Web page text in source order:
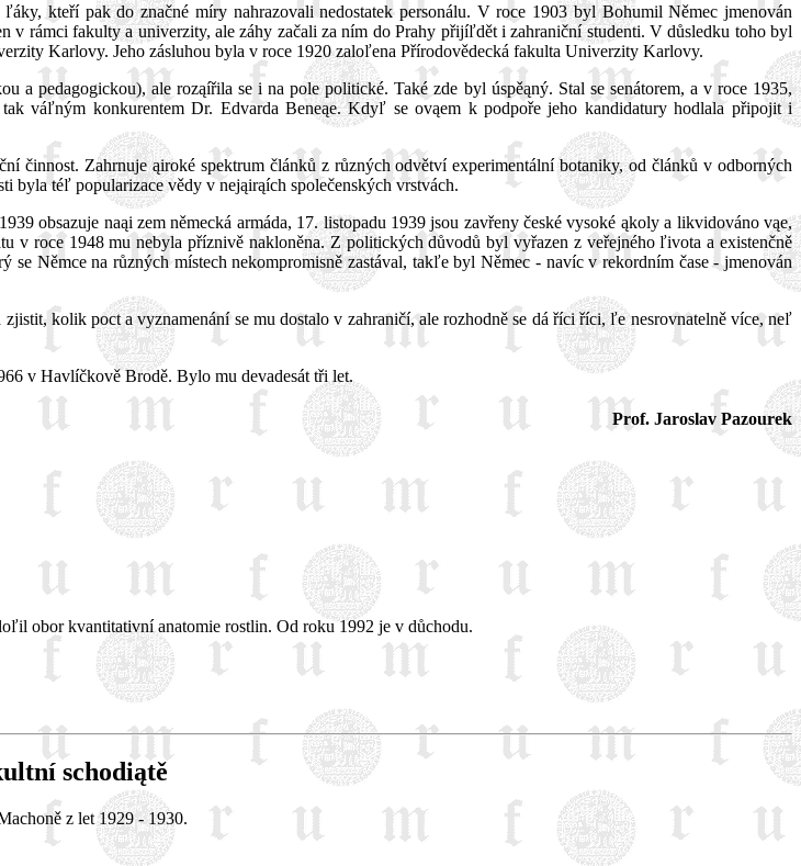
kteří pak do značné míry nahrazovali nedostatek personálu. V roce 1903 byl Bohumil Němec jmenován
v rámci fakulty a univerzity, ale záhy začali za ním do Prahy přijíľdět i zahraniční studenti. V důsledku toho byl
Karlovy. Jeho zásluhou byla v roce 1920 zaloľena Přírodovědecká fakulta Univerzity Karlovy.
a pedagogickou), ale roząířila se i na pole politické. Také zde byl úspěąný. Stal se senátorem, a v roce 1935,
váľným konkurentem Dr. Edvarda Beneąe. Kdyľ se ovąem k podpoře jeho kandidatury hodlala připojit i
činnost. Zahrnuje ąiroké spektrum článků z různých odvětví experimentální botaniky, od článků v odborných
byla téľ popularizace vědy v nejąirąích společenských vrstvách.
obsazuje naąi zem německá armáda, 17. listopadu 1939 jsou zavřeny české vysoké ąkoly a likvidováno vąe,
v roce 1948 mu nebyla příznivě nakloněna. Z politických důvodů byl vyřazen z veřejného ľivota a existenčně
Němce na různých místech nekompromisně zastával, takľe byl Němec - navíc v rekordním čase - jmenován
kolik poct a vyznamenání se mu dostalo v zahraničí, ale rozhodně se dá říci říci, ľe nesrovnatelně více, neľ
v Havlíčkově Brodě. Bylo mu devadesát tři let.
Prof. Jaroslav Pazourek
obor kvantitativní anatomie rostlin. Od roku 1992 je v důchodu.
schodiątě
z let 1929 - 1930.